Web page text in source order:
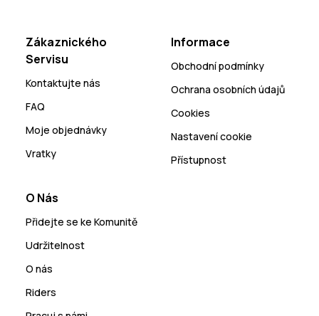
Zákaznického
Servisu
Kontaktujte nás
FAQ
Moje objednávky
Vratky
Informace
Obchodní podmínky
Ochrana osobních údajů
Cookies
Nastavení cookie
Přístupnost
O Nás
Přidejte se ke Komunitě
Udržitelnost
O nás
Riders